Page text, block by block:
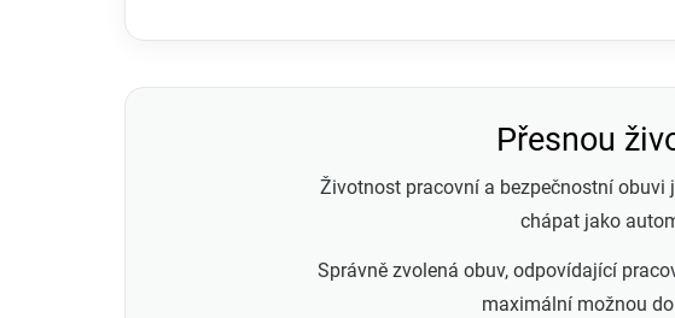
Přesnou
Životnost pracovní a bezpečnostní obuvi
chápat jako
Správně zvolená obuv, odpovídající
maximální možnou